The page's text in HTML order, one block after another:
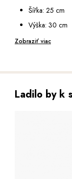
Na zadní
Popruh na
Šířka: 25 cm
Výška: 30 cm
Hloubka: 10 cm
Zobraziť viac
Ladilo by k